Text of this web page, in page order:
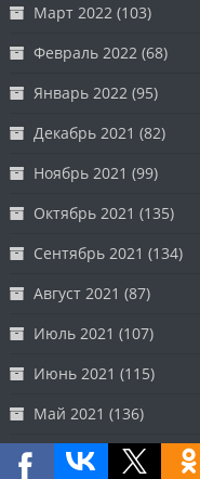
Март 2022 (103)
Февраль 2022 (68)
Январь 2022 (95)
Декабрь 2021 (82)
Ноябрь 2021 (99)
Октябрь 2021 (135)
Сентябрь 2021 (134)
Август 2021 (87)
Июль 2021 (107)
Июнь 2021 (115)
Май 2021 (136)
Апрель 2021(131)